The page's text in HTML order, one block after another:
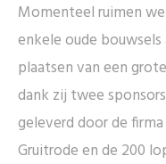
Momenteel ruimen
enkele oude
plaatsen van een
dank zij twee
geleverd door de
Gruitrode en de 200